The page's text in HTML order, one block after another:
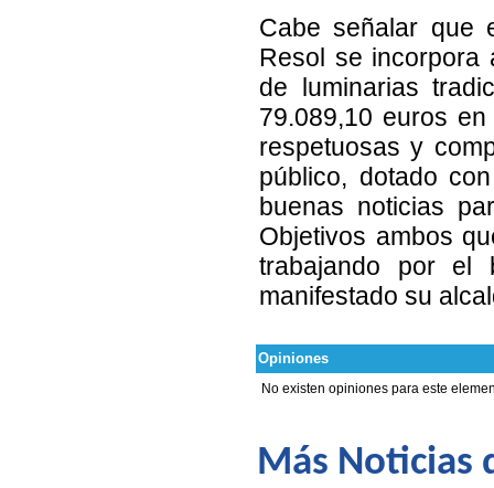
Cabe señalar que
Resol se incorpora
de luminarias
79.089,10 euros
respetuosas y
público, dotado
buenas noticias
Objetivos ambos
trabajando por el
manifestado su
Opiniones
No existen opiniones para este
Más Noticias